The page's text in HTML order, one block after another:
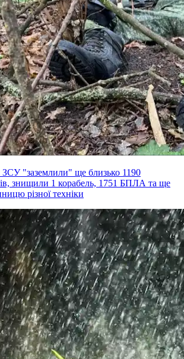
ЗСУ "заземлили" ще близько 1190
знищили 1 корабель, 1751 БПЛА та ще
різної техніки